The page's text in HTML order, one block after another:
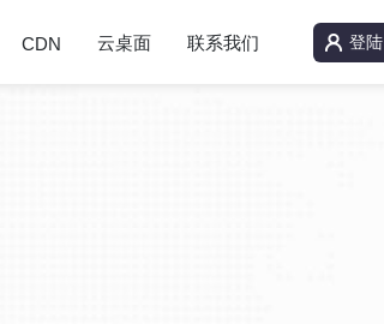
CDN 云桌面 联系我们 登陆